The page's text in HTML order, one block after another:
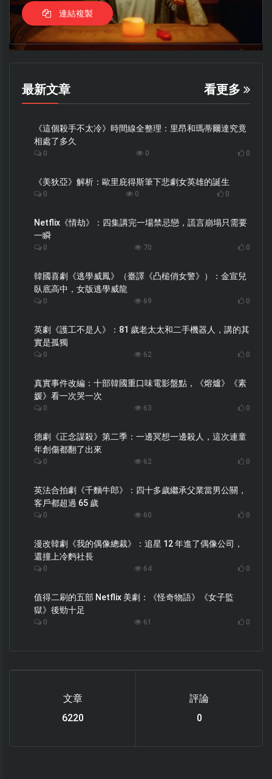
連結複製
最新文章 看更多
《這個殺手不太冷》時間線全整理：里昂和瑪蒂爾達究竟
相處了多久
0 0 0
《美狄亞》解析：歐里庇得斯筆下悲劇女英雄的誕生
0 0 0
Netflix《情劫》：四集講完一場禁忌戀，謊言崩塌只需要
一瞬
0 70 0
韓國喜劇《逃學威鳳》（臺譯《凸槌俏女警》）：金宣兒
臥底高中，女版逃學威龍
0 69 0
英劇《護工不是人》：81 歲老太太和二手機器人，講的其
實是孤獨
0 62 0
真實事件改編：十部韓國重口味電影盤點，《熔爐》《素
媛》看一次哭一次
0 63 0
德劇《正念謀殺》第二季：一邊冥想一邊殺人，這次連童
年創傷都翻了出來
0 62 0
英法合拍劇《千麵牛郎》：四十多歲繼承父業當男公關，
客戶都超過 65 歲
0 60 0
漫改韓劇《我的偶像總裁》：追星 12 年進了偶像公司，
還撞上冷麪社長
0 64 0
值得二刷的五部 Netflix 美劇：《怪奇物語》《女子監
獄》後勁十足
0 61 0
文章
6220
評論
0